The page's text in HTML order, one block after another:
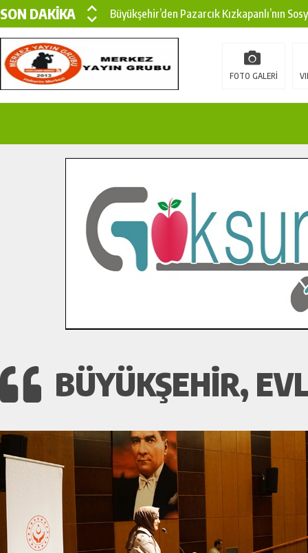
SON DAKİKA
Büyükşehir’den Pazarcık Kızkapanlı’nın
Büyükşehir’den Pazarcık Kırsalına Modern
Çin’den KSÜ’ye Uluslararası Başarı:
İlçe Jandarma Komutanı Karakaya’dan
Bertiz’in Yeni Köprüsünde Sona Doğru.
FOTO GALERİ
BÜYÜKŞEHIR,